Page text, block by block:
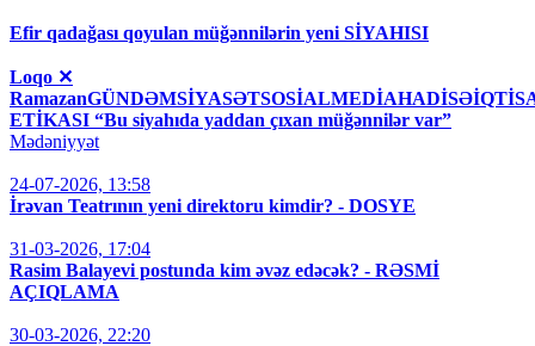
Efir qadağası qoyulan müğənnilərin yeni SİYAHISI
Loqo ✕
ETİKASI “Bu siyahıda yaddan çıxan müğənnilər var”
Mədəniyyət
24-07-2026, 13:58
İrəvan Teatrının yeni direktoru kimdir? - DOSYE
31-03-2026, 17:04
Rasim Balayevi postunda kim əvəz edəcək? - RƏSMİ
AÇIQLAMA
30-03-2026, 22:20